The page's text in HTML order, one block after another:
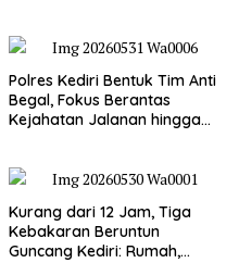
Polres Kediri Bentuk Tim Anti
Begal, Fokus Berantas
Kejahatan Jalanan hingga
Kurang dari 12 Jam, Tiga
Kebakaran Beruntun
Guncang Kediri: Rumah,